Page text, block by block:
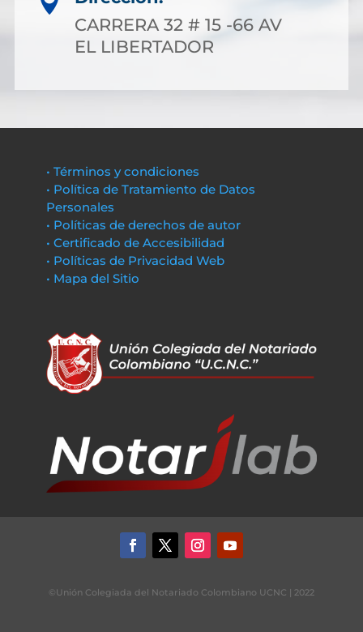
CARRERA 32 # 15 -66 AV
EL LIBERTADOR
• Términos y condiciones
• Política de Tratamiento de Datos
Personales
• Políticas de derechos de autor
• Certificado de Accesibilidad
• Políticas de Privacidad Web
• Mapa del Sitio
©Unión Colegiada del Notariado Colombiano UCNC | 2022